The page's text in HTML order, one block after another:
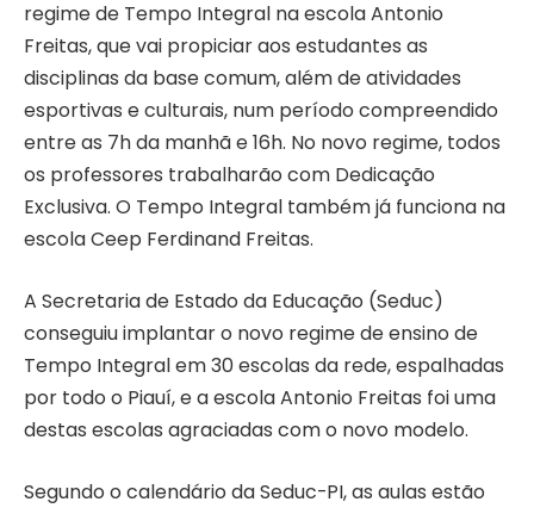
regime de Tempo Integral na escola Antonio
Freitas, que vai propiciar aos estudantes as
disciplinas da base comum, além de atividades
esportivas e culturais, num período compreendido
entre as 7h da manhã e 16h. No novo regime, todos
os professores trabalharão com Dedicação
Exclusiva. O Tempo Integral também já funciona na
escola Ceep Ferdinand Freitas.
A Secretaria de Estado da Educação (Seduc)
conseguiu implantar o novo regime de ensino de
Tempo Integral em 30 escolas da rede, espalhadas
por todo o Piauí, e a escola Antonio Freitas foi uma
destas escolas agraciadas com o novo modelo.
Segundo o calendário da Seduc-PI, as aulas estão